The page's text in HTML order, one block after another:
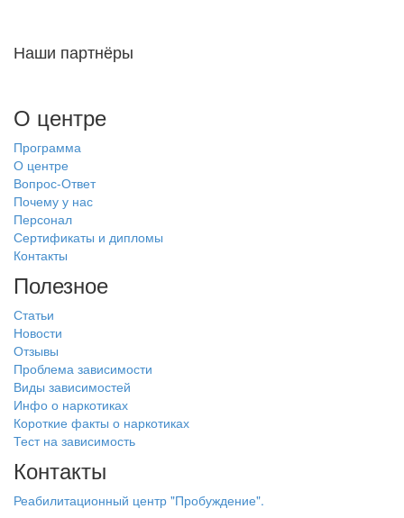
Наши партнёры
О центре
Программа
О центре
Вопрос-Ответ
Почему у нас
Персонал
Сертификаты и дипломы
Контакты
Полезное
Статьи
Новости
Отзывы
Проблема зависимости
Виды зависимостей
Инфо о наркотиках
Короткие факты о наркотиках
Тест на зависимость
Контакты
Реабилитационный центр "Пробуждение".